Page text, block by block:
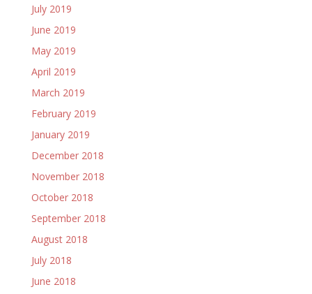
July 2019
June 2019
May 2019
April 2019
March 2019
February 2019
January 2019
December 2018
November 2018
October 2018
September 2018
August 2018
July 2018
June 2018